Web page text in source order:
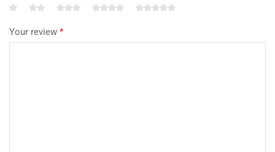
Your review *